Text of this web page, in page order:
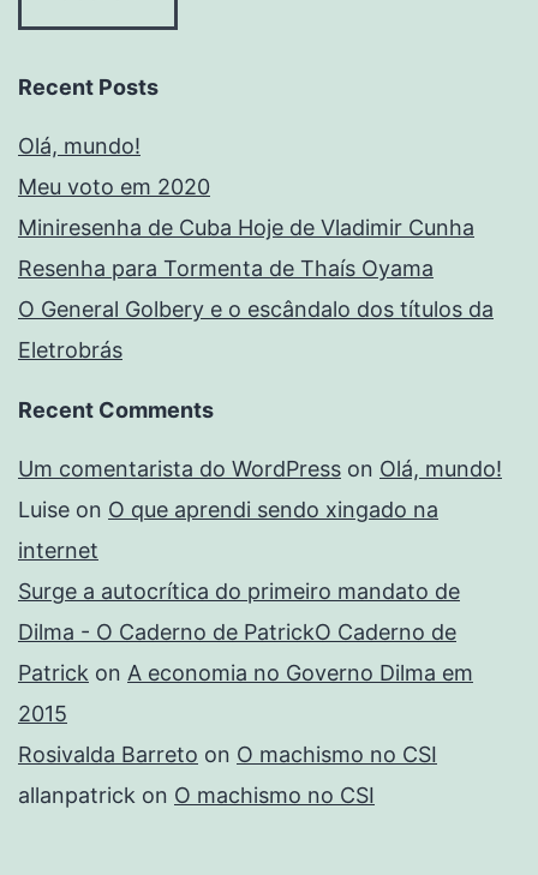
Recent Posts
Olá, mundo!
Meu voto em 2020
Miniresenha de Cuba Hoje de Vladimir Cunha
Resenha para Tormenta de Thaís Oyama
O General Golbery e o escândalo dos títulos da
Eletrobrás
Recent Comments
Um comentarista do WordPress on Olá, mundo!
Luise on O que aprendi sendo xingado na
internet
Surge a autocrítica do primeiro mandato de
Dilma - O Caderno de PatrickO Caderno de
Patrick on A economia no Governo Dilma em
2015
Rosivalda Barreto on O machismo no CSI
allanpatrick on O machismo no CSI